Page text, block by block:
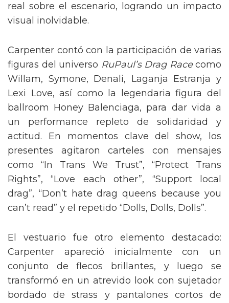
real sobre el escenario, logrando un impacto
visual inolvidable.
Carpenter contó con la participación de varias
figuras del universo RuPaul’s Drag Racecomo
Willam, Symone, Denali, Laganja Estranja y
Lexi Love, así como la legendaria figura del
ballroom Honey Balenciaga, para dar vida a
un performance repleto de solidaridad y
actitud. En momentos clave del show, los
presentes agitaron carteles con mensajes
como “In Trans We Trust”, “Protect Trans
Rights”, “Love each other”, “Support local
drag”, “Don’t hate drag queens because you
can’t read” y el repetido “Dolls, Dolls, Dolls”.
El vestuario fue otro elemento destacado:
Carpenter apareció inicialmente con un
conjunto de flecos brillantes, y luego se
transformó en un atrevido look con sujetador
bordado de strass y pantalones cortos de